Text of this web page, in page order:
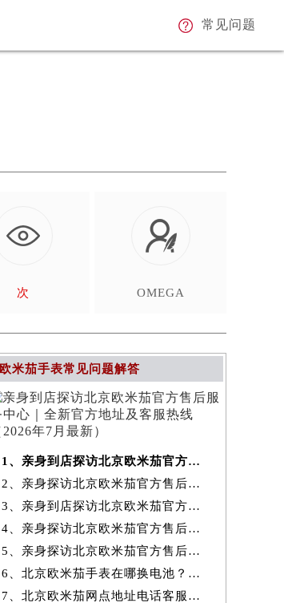
常见问题
次
OMEGA
欧米茄手表常见问题解答
1、亲身到店探访北京欧米茄官方售后服务中心｜全新官方地址及客服热线
2、亲身探访北京欧米茄官方售后服务中心｜最新热线和全部维修地址（2026
3、亲身到店探访北京欧米茄官方售后服务中心｜地址及官方联系电话（2026
4、亲身探访北京欧米茄官方售后服务中心｜全新地址与售后热线（2026年7
5、亲身探访北京欧米茄官方售后服务中心｜详细网点地址与售后热线（2026
6、北京欧米茄手表在哪换电池？专业售后维修服务指南权威公示（2026年7
7、北京欧米茄网点地址电话客服查询与售后维修保养服务权威公示（2026